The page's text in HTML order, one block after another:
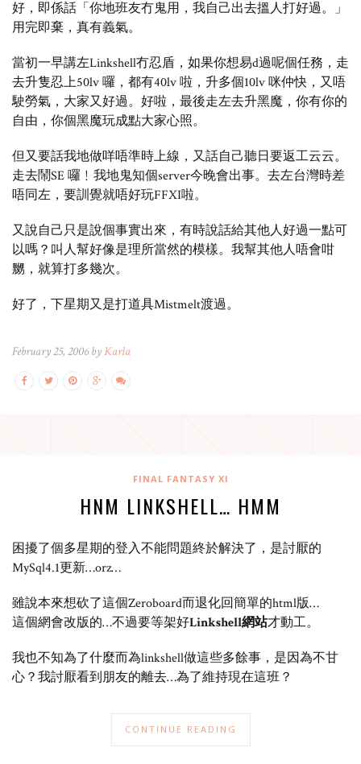
好，即係話「你地班友冇鬼用，我自己出去搵人打好過。」
用完即棄，真有義氣。
當初一早講左Linkshell冇忍盾，如果你想易d過呢個任務，走
去升隻忍上50lv 囉，都有40lv 啦，升多個10lv 咪仲快，又唔
駛勞氣，大家又好過。好啦，最後走左去升黑魔，你有你的
自由，你個黑魔玩成點大家心照。
但又要話我地做咩唔準時上線，又話自己聽日要返工云云。
走去鬧SE 囉﹗我地鬼知個server今晚會出事。去左台灣時差
唔同左，要訓覺就唔好玩FFXI啦。
又說自己只是說個事實出來，有時說話給其他人好過一點可
以嗎？叫人幫好像是理所當然的模樣。我幫其他人唔會咁
嬲，就算打多幾次。
好了，下星期又是打道具Mistmelt渡過。
February 25, 2006 byKarla
FINAL FANTASY XI
HNM LINKSHELL… HMM
困擾了個多星期的登入不能問題終於解決了，是討厭的
MySql4.1更新…orz…
雖說本來想砍了這個Zeroboard而退化回簡單的html版…
這個網會改版的…不過要等架好Linkshell網站才動工。
我也不知為了什麼而為linkshell做這些多餘事，是因為不甘
心？我討厭看到朋友的離去…為了維持現在這班？
CONTINUE READING